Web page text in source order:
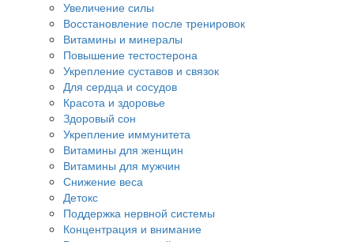
Увеличение силы
Восстановление после тренировок
Витамины и минералы
Повышение тестостерона
Укрепление суставов и связок
Для сердца и сосудов
Красота и здоровье
Здоровый сон
Укрепление иммунитета
Витамины для женщин
Витамины для мужчин
Снижение веса
Детокс
Поддержка нервной системы
Концентрация и внимание